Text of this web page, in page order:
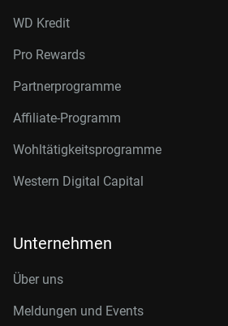
WD Kredit
Pro Rewards
Partnerprogramme
Affiliate-Programm
Wohltätigkeitsprogramme
Western Digital Capital
Unternehmen
Über uns
Meldungen und Events